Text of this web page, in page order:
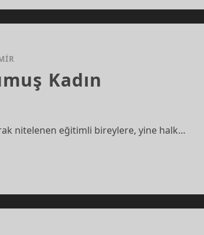
Kadın
nitelenen eğitimli bireylere, yine halk…